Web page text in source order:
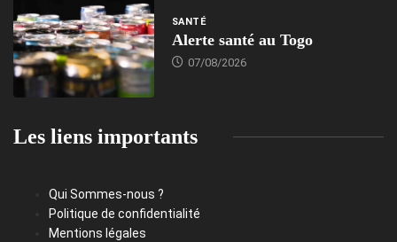
SANTÉ
Alerte santé au Togo
07/08/2026
Les liens importants
Qui Sommes-nous ?
Politique de confidentialité
Mentions légales